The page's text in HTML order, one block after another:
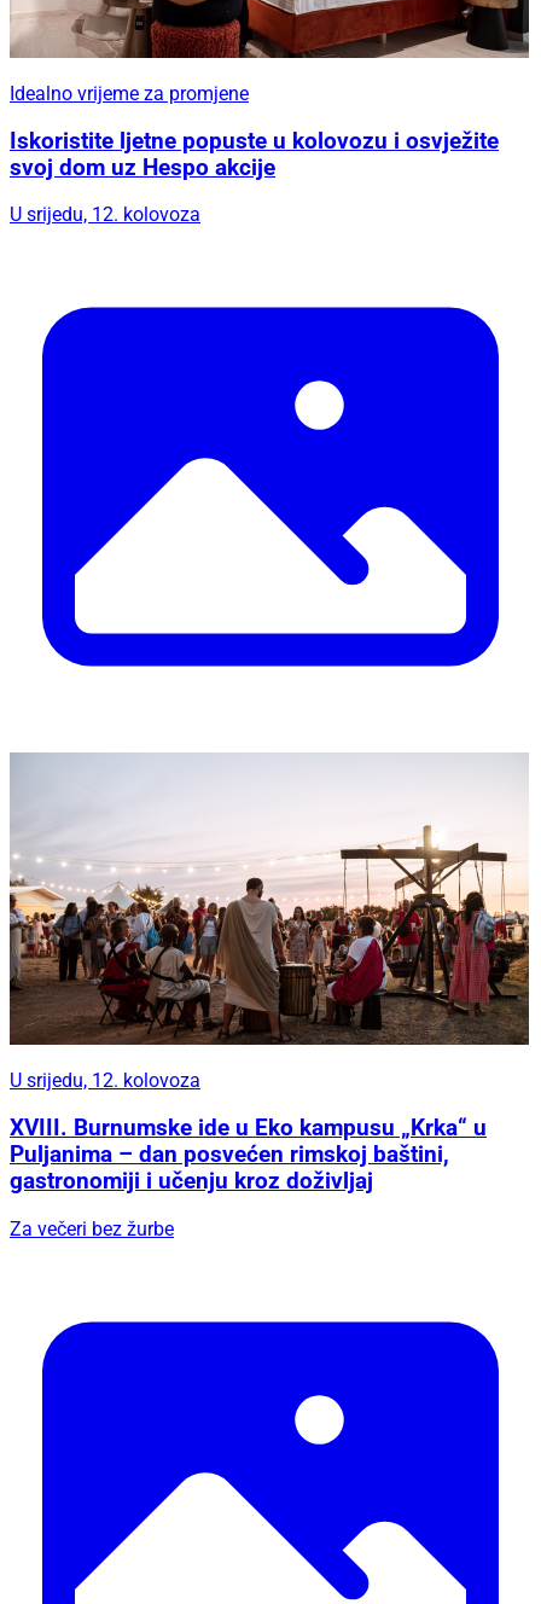
Idealno vrijeme za promjene
Iskoristite ljetne popuste u kolovozu i osvježite
svoj dom uz Hespo akcije
U srijedu, 12. kolovoza
U srijedu, 12. kolovoza
XVIII. Burnumske ide u Eko kampusu „Krka“ u
Puljanima – dan posvećen rimskoj baštini,
gastronomiji i učenju kroz doživljaj
Za večeri bez žurbe